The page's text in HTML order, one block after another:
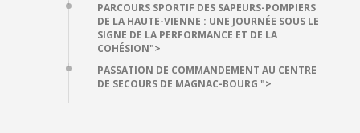
PARCOURS SPORTIF DES SAPEURS-POMPIERS
DE LA HAUTE-VIENNE : UNE JOURNÉE SOUS LE
SIGNE DE LA PERFORMANCE ET DE LA
COHÉSION">
PASSATION DE COMMANDEMENT AU CENTRE
DE SECOURS DE MAGNAC-BOURG ">